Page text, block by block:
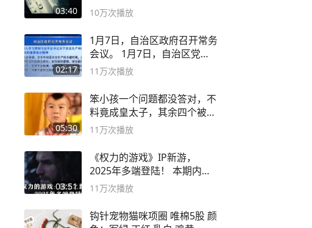
03:40 10万次播放
02:17
1月7日，自治区政府召开常务
会议。 1月7日，自治区党委
副书记
11万次播放
05:30
笨小孩一个问题都没答对，不
料竟成皇太子，其余四个被处
死
11万次播放
03:51
《权力的游戏》IP新游，
2025年多端登陆！ 本期内容
概要
11万次播放
钩针宠物猫咪项圈 唯棉5股 颜